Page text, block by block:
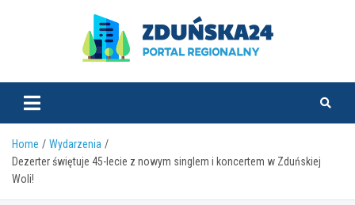
zdunska24.pl
Home
Wydarzenia
Dezerter świętuje 45-lecie z nowym singlem i koncertem w Zduńskiej
Woli!